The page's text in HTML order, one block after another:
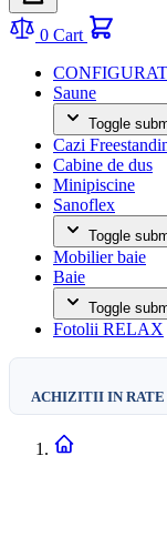
0 Cart
Saune
Toggle
Cazi
Cabine de dus
Minipiscine
Sanoflex
Toggle
Mobilier baie
Baie
Toggle
Fotolii RELAX
ACHIZITII IN RATE